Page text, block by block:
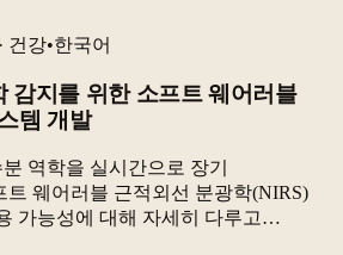
건강•한국어
감지를 위한 소프트 웨어러블
템 개발
역학을 실시간으로 장기
트 웨어러블 근적외선 분광학(NIRS)
가능성에 대해 자세히 다루고